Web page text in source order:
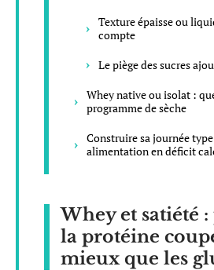
Texture épaisse ou
compte
Le piège des sucres
Whey native ou isolat :
programme de sèche
Construire sa journée
alimentation en déficit
Whey et satiété
la protéine
mieux que les